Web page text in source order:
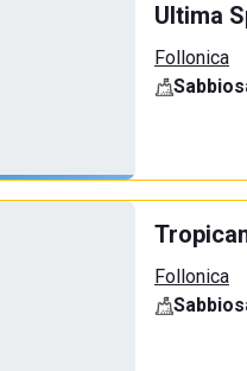
Ultima
Follonica
Follonica